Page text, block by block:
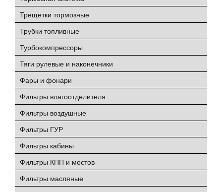
Трещетки тормозные
Трубки топливные
Турбокомпрессоры
Тяги рулевые и наконечники
Фары и фонари
Фильтры влагоотделителя
Фильтры воздушные
Фильтры ГУР
Фильтры кабины
Фильтры КПП и мостов
Фильтры масляные